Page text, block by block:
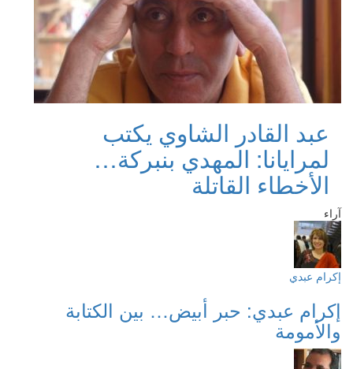
عبد القادر الشاوي يكتب
لمرايانا: المهدي بنبركة…
الأخطاء القاتلة
آراء
إكرام عبدي
إكرام عبدي: حبر أبيض… بين الكتابة
والأمومة